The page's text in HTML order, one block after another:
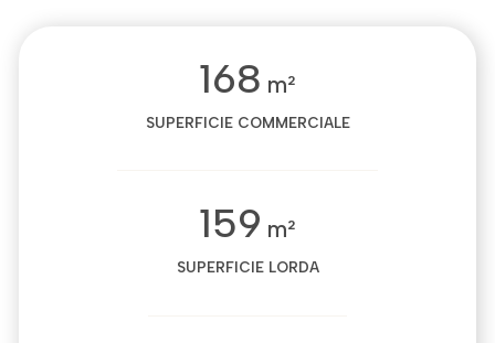
168 m²
SUPERFICIE COMMERCIALE
159 m²
SUPERFICIE LORDA